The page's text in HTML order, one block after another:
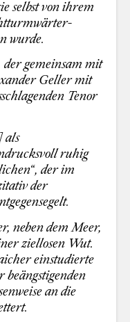
selbst von ihrem
wurde.
der gemeinsam mit
Geller mit
Tenor
als
ruhig
der im
der
neben dem Meer,
ziellosen Wut.
einstudierte
an die